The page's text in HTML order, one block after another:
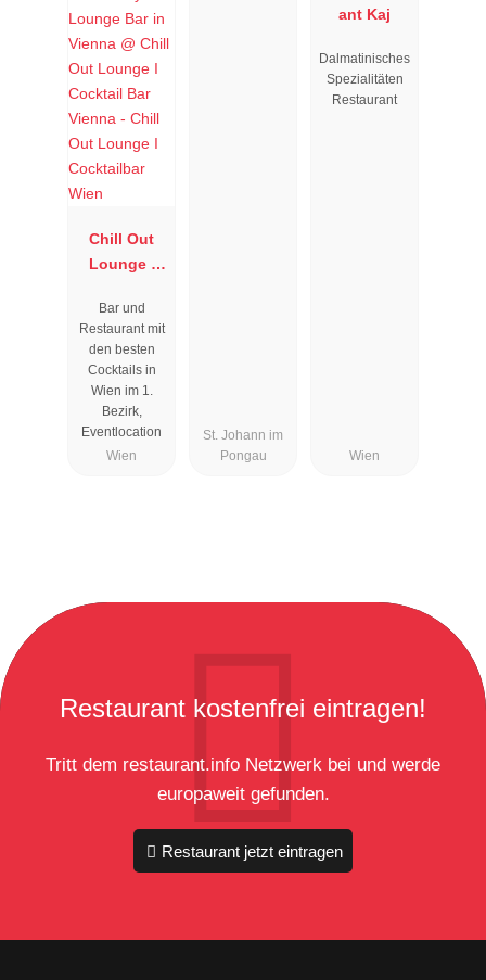
Chill Out
Lounge I
Wien
Bar und
Restaurant mit
den besten
Cocktails in
Wien im 1.
Bezirk,
Eventlocation
Wien
St. Johann im
Pongau
ant Kaj
Dalmatinisches
Spezialitäten
Restaurant
Wien
Restaurant kostenfrei eintragen!
Tritt dem restaurant.info Netzwerk bei und werde
europaweit gefunden.
Restaurant jetzt eintragen